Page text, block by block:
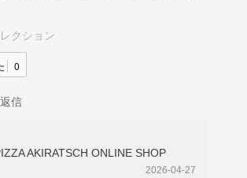
クション
0
信
AKIRATSCH ONLINE SHOP
2026-04-27